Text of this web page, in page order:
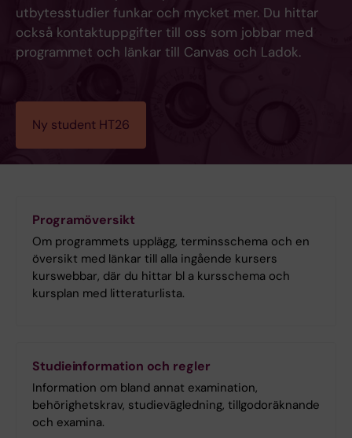
utbytesstudier funkar och mycket mer. Du hittar
också kontaktuppgifter till oss som jobbar med
programmet och länkar till Canvas och Ladok.
Ny student HT26
Programöversikt
Om programmets upplägg, terminsschema och en
översikt med länkar till alla ingående kursers
kurswebbar, där du hittar bl a kursschema och
kursplan med litteraturlista.
Studieinformation och regler
Information om bland annat examination,
behörighetskrav, studievägledning, tillgodoräknande
och examina.